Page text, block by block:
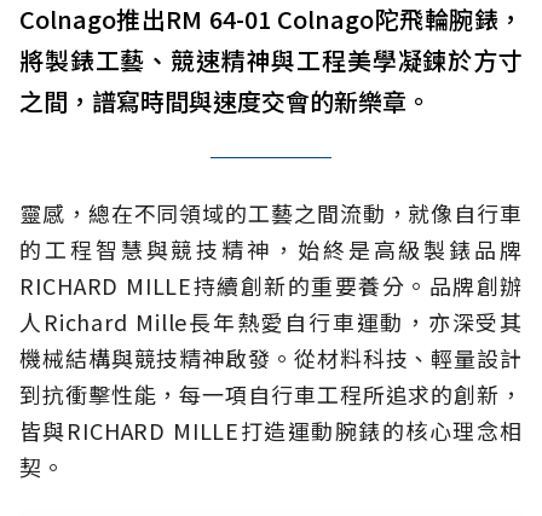
Colnago推出RM 64-01 Colnago陀飛輪腕錶，
將製錶工藝、競速精神與工程美學凝鍊於方寸
之間，譜寫時間與速度交會的新樂章。
靈感，總在不同領域的工藝之間流動，就像自行車
的工程智慧與競技精神，始終是高級製錶品牌
RICHARD MILLE持續創新的重要養分。品牌創辦
人Richard Mille長年熱愛自行車運動，亦深受其
機械結構與競技精神啟發。從材料科技、輕量設計
到抗衝擊性能，每一項自行車工程所追求的創新，
皆與RICHARD MILLE打造運動腕錶的核心理念相
契。